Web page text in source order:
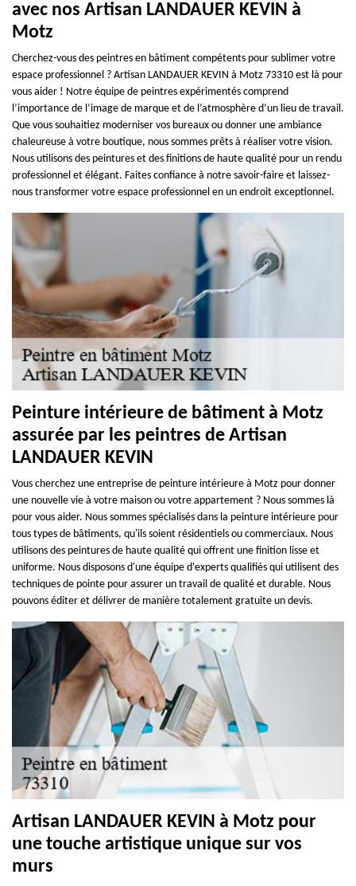
avec nos Artisan LANDAUER KEVIN à
Motz
Cherchez-vous des peintres en bâtiment compétents pour sublimer votre
espace professionnel ? Artisan LANDAUER KEVIN à Motz 73310 est là pour
vous aider ! Notre équipe de peintres expérimentés comprend
l’importance de l’image de marque et de l’atmosphère d’un lieu de travail.
Que vous souhaitiez moderniser vos bureaux ou donner une ambiance
chaleureuse à votre boutique, nous sommes prêts à réaliser votre vision.
Nous utilisons des peintures et des finitions de haute qualité pour un rendu
professionnel et élégant. Faites confiance à notre savoir-faire et laissez-
nous transformer votre espace professionnel en un endroit exceptionnel.
Peinture intérieure de bâtiment à Motz
assurée par les peintres de Artisan
LANDAUER KEVIN
Vous cherchez une entreprise de peinture intérieure à Motz pour donner
une nouvelle vie à votre maison ou votre appartement ? Nous sommes là
pour vous aider. Nous sommes spécialisés dans la peinture intérieure pour
tous types de bâtiments, qu'ils soient résidentiels ou commerciaux. Nous
utilisons des peintures de haute qualité qui offrent une finition lisse et
uniforme. Nous disposons d'une équipe d'experts qualifiés qui utilisent des
techniques de pointe pour assurer un travail de qualité et durable. Nous
pouvons éditer et délivrer de manière totalement gratuite un devis.
Artisan LANDAUER KEVIN à Motz pour
une touche artistique unique sur vos
murs